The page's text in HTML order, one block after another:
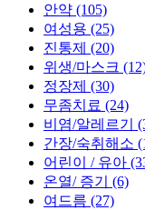
안약 (105)
여성용 (25)
진통제 (20)
위생/마스크
정장제 (30)
무좀치료 (24)
비염/알레르기
간장/숙취해소
어린이 / 유아
온열/ 증기 (6)
여드름 (27)